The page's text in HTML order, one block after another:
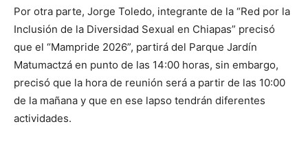
Por otra parte, Jorge Toledo, integrante de la “Red por la
Inclusión de la Diversidad Sexual en Chiapas” precisó
que el “Mampride 2026”, partirá del Parque Jardín
Matumactzá en punto de las 14:00 horas, sin embargo,
precisó que la hora de reunión será a partir de las 10:00
de la mañana y que en ese lapso tendrán diferentes
actividades.